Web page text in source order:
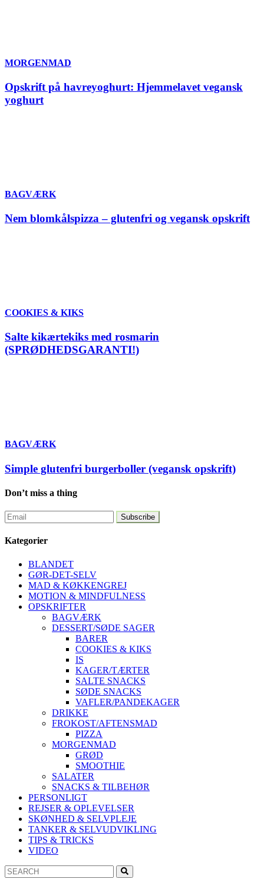
MORGENMAD
Opskrift på havreyoghurt: Hjemmelavet vegansk
yoghurt
BAGVÆRK
Nem blomkålspizza – glutenfri og vegansk opskrift
COOKIES & KIKS
Salte kikærtekiks med rosmarin
(SPRØDHEDSGARANTI!)
BAGVÆRK
Simple glutenfri burgerboller (vegansk opskrift)
Don’t miss a thing
Kategorier
BLANDET
GØR-DET-SELV
MAD & KØKKENGREJ
MOTION & MINDFULNESS
OPSKRIFTER
BAGVÆRK
DESSERT/SØDE SAGER
BARER
COOKIES & KIKS
IS
KAGER/TÆRTER
SALTE SNACKS
SØDE SNACKS
VAFLER/PANDEKAGER
DRIKKE
FROKOST/AFTENSMAD
PIZZA
MORGENMAD
GRØD
SMOOTHIE
SALATER
SNACKS & TILBEHØR
PERSONLIGT
REJSER & OPLEVELSER
SKØNHED & SELVPLEJE
TANKER & SELVUDVIKLING
TIPS & TRICKS
VIDEO
Search